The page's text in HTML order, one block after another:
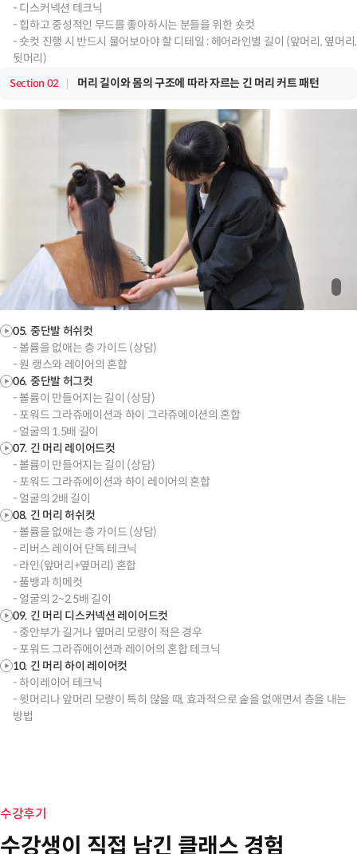
- 디스커넥션 테크닉
- 힙하고 중성적인 무드를 좋아하시는 분들을 위한 숏컷
- 숏컷 진행 시 반드시 물어보아야 할 디테일 : 헤어라인별 길이 (앞머리, 옆머리,
뒷머리)
Section 02 머리 길이와 몸의 구조에 따라 자르는 긴 머리 커트 패턴
05. 중단발 허쉬컷
- 볼륨을 없애는 층 가이드 (상담)
- 원 랭스와 레이어의 혼합
06. 중단발 허그컷
- 볼륨이 만들어지는 길이 (상담)
- 포워드 그라쥬에이션과 하이 그라쥬에이션의 혼합
- 얼굴의 1.5배 길이
07. 긴 머리 레이어드컷
- 볼륨이 만들어지는 길이 (상담)
- 포워드 그라쥬에이션과 하이 레이어의 혼합
- 얼굴의 2배 길이
08. 긴 머리 허쉬컷
- 볼륨을 없애는 층 가이드 (상담)
- 리버스 레이어 단독 테크닉
- 라인(앞머리+옆머리) 혼합
- 풀뱅과 히메컷
- 얼굴의 2~2.5배 길이
09. 긴 머리 디스커넥션 레이어드컷
- 중안부가 길거나 옆머리 모량이 적은 경우
- 포워드 그라쥬에이션과 레이어의 혼합 테크닉
10. 긴 머리 하이 레이어컷
- 하이레이어 테크닉
- 윗머리나 앞머리 모량이 특히 많을 때, 효과적으로 숱을 없애면서 층을 내는
수강후기
수강생이 직접 남긴 클래스 경험